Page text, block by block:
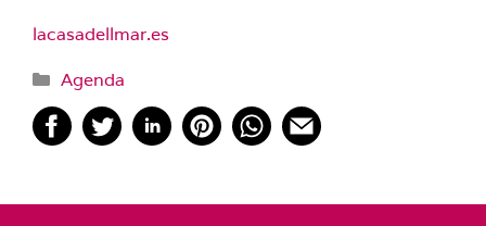
lacasadellmar.es
Categorías
Agenda